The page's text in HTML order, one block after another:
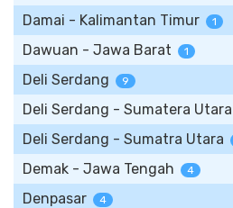
Damai - Kalimantan Timur 1
Dawuan - Jawa Barat 1
Deli Serdang 9
Deli Serdang - Sumatera Utara
Deli Serdang - Sumatra Utara
Demak - Jawa Tengah 4
Denpasar 4